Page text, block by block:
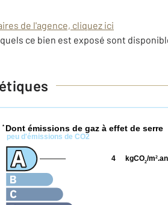
de l'agence, cliquez ici
ce bien est exposé sont
* Dont émissions de gaz à effet de serre
peu d'émissions de CO2
kgCO2/m2.an
4